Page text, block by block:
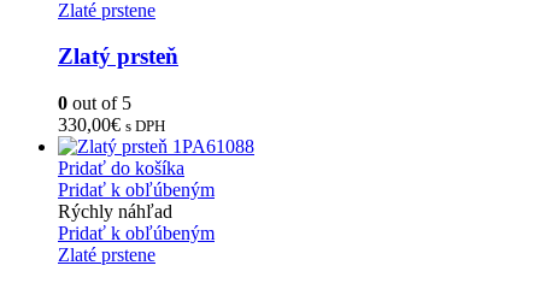
Zlaté prstene
Zlatý prsteň
0 out of 5
330,00€ s DPH
Pridať do košíka
Pridať k obľúbeným
Rýchly náhľad
Pridať k obľúbeným
Zlaté prstene